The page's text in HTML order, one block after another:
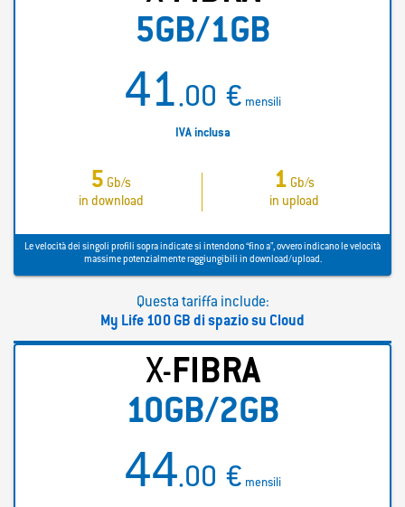
5GB/1GB
41.00 € mensili
IVA inclusa
5 Gb/s
in download
1 Gb/s
in upload
Le velocità dei singoli profili sopra indicate si intendono “fino a”, ovvero indicano le velocità
massime potenzialmente raggiungibili in download/upload.
Questa tariffa include:
My Life 100 GB di spazio su Cloud
X-FIBRA
10GB/2GB
44.00 € mensili